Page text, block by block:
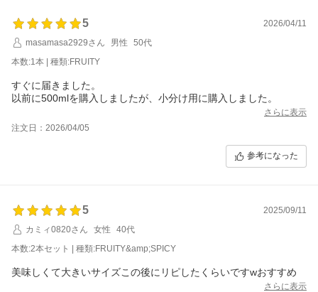
5
2026/04/11
masamasa2929さん
男性
50代
本数:1本 | 種類:FRUITY
すぐに届きました。
以前に500mlを購入しましたが、小分け用に購入しました。
さらに表示
注文日：2026/04/05
参考になった
5
2025/09/11
カミィ0820さん
女性
40代
本数:2本セット | 種類:FRUITY&amp;SPICY
美味しくて大きいサイズこの後にリピしたくらいですwおすすめ
さらに表示